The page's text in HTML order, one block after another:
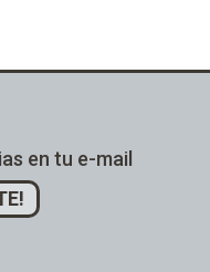
en tu e-mail